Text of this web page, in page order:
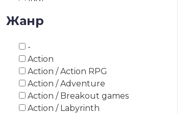
1993
1995
1996
1997
1998
1999
Жанр
-
Action
Action / Action RPG
Action / Adventure
Action / Breakout games
Action / Labyrinth